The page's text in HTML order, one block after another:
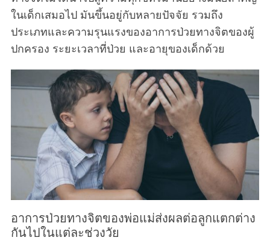
ในเด็กเสมอไป มันขึ้นอยู่กับหลายปัจจัย รวมถึง
ประเภทและความรุนแรงของอาการป่วยทางจิตของผู้
ปกครอง ระยะเวลาที่ป่วย และอายุของเด็กด้วย
อาการป่วยทางจิตของพ่อแม่ส่งผลต่อลูกแตกต่าง
กันไปในแต่ละช่วงวัย